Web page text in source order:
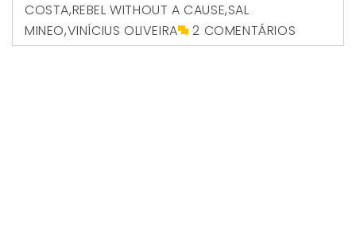
COSTA,REBEL WITHOUT A CAUSE,SAL
MINEO,VINÍCIUS OLIVEIRA 2 COMENTÁRIOS